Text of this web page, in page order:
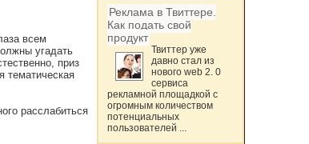
всем
угадать
приз
тематическая
расслабиться
Реклама в Твиттере.
Как подать свой
продукт
Твиттер уже
давно стал из
нового web 2. 0
сервиса
рекламной площадкой с
огромным количеством
потенциальных
пользователей ...